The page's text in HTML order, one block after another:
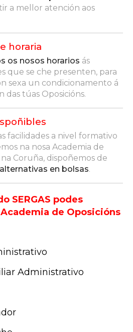
a mellor atención aos
horaria
os nosos horarios ás
que se che presenten, para
sexa un condicionamento á
das túas Oposicións.
facilidades a nivel formativo
na nosa Academia de
Coruña, dispoñemos de
alternativas en bolsas.
SERGAS podes
de Oposicións
Administrativo